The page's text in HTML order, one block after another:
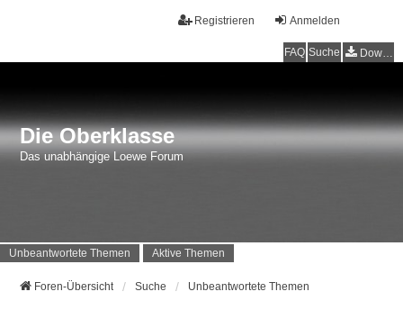
Anmelden
Registrieren
FAQ Suche Downloads
Die Oberklasse
Das unabhängige Loewe Forum
Unbeantwortete Themen Aktive Themen
Foren-Übersicht Suche Unbeantwortete Themen